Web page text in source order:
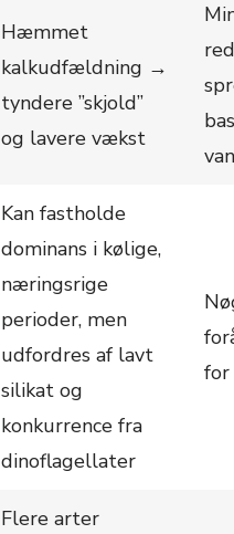
Hæmmet
kalkudfældning →
tyndere ”skjold”
og lavere vækst
Kan fastholde
dominans i kølige,
næringsrige
perioder, men
udfordres af lavt
silikat og
konkurrence fra
dinoflagellater
for
Flere arter